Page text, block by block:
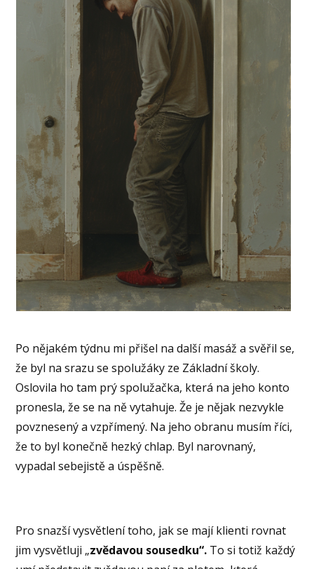
Po nějakém týdnu mi přišel na další masáž a svěřil se,
že byl na srazu se spolužáky ze Základní školy.
Oslovila ho tam prý spolužačka, která na jeho konto
pronesla, že se na ně vytahuje. Že je nějak nezvykle
povznesený a vzpřímený. Na jeho obranu musím říci,
že to byl konečně hezký chlap. Byl narovnaný,
vypadal sebejistě a úspěšně.
Pro snazší vysvětlení toho, jak se mají klienti rovnat
jim vysvětluji „zvědavou sousedku“. To si totiž každý